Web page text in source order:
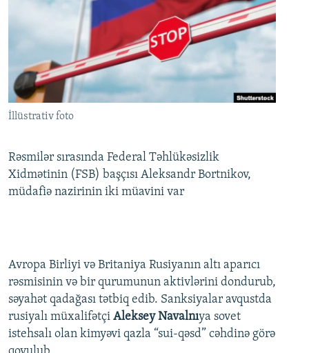
VIDEO
FOTOQALEREYA
KARIKATURA
RADIO ARXIV
AZƏRBAYCAN ƏDƏBIYYATI KITABXANASI
İSLAM VƏ DEMOKRATIYA
HAQQIMIZDA
PEŞƏ ETIKASI VƏ JURNALISTIKA STANDARTLARIMIZ
BIZIMLƏ ƏLAQƏ
XƏBƏR BÜLLETENLƏRIMIZ
BIZI IZLƏ
İllüstrativ foto
Rəsmilər sırasında Federal Təhlükəsizlik
Xidmətinin (FSB) başçısı Aleksandr Bortnikov,
müdafiə nazirinin iki müavini var
Avropa Birliyi və Britaniya Rusiyanın altı aparıcı
rəsmisinin və bir qurumunun aktivlərini dondurub,
səyahət qadağası tətbiq edib. Sanksiyalar avqustda
rusiyalı müxalifətçi Aleksey Navalnıya sovet
istehsalı olan kimyəvi qazla “sui-qəsd” cəhdinə görə